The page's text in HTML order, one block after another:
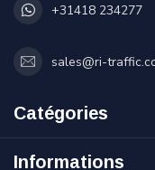
+31418 234277
sales@ri-
Catégories
Informations